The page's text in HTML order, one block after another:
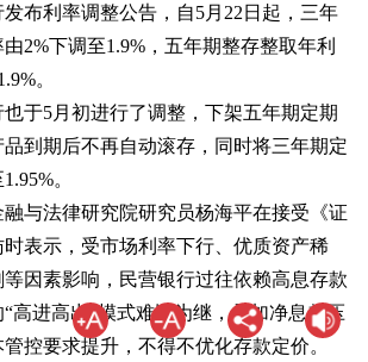
利率调整公告，自5月22日起，三年
2%下调至1.9%，五年期整存整取年利
。
5月初进行了调整，下架五年期定期
到期后不再自动滚存，同时将三年期定
。
法律研究院研究员杨海平在接受《证
表示，受市场利率下行、优质资产稀
因素影响，民营银行过往依赖高息存款
高进高出”模式难以为继，叠加净息差压
控要求提升，不得不优化存款定价。